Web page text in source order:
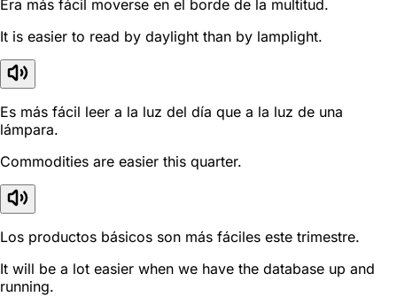
Era más fácil moverse en el borde de la multitud.
It is easier to read by daylight than by lamplight.
Es más fácil leer a la luz del día que a la luz de una
lámpara.
Commodities are easier this quarter.
Los productos básicos son más fáciles este trimestre.
It will be a lot easier when we have the database up and
running.